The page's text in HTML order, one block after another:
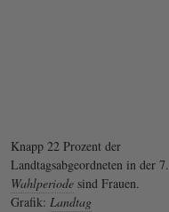
Knapp 22 Prozent der
Landtagsabgeordneten in der 7.
Wahlperiodesind Frauen.
Grafik: Landtag